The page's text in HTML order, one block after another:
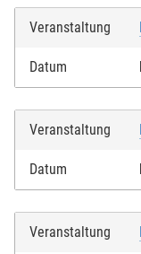
Veranstaltung
Datum
Veranstaltung
Datum
Veranstaltung